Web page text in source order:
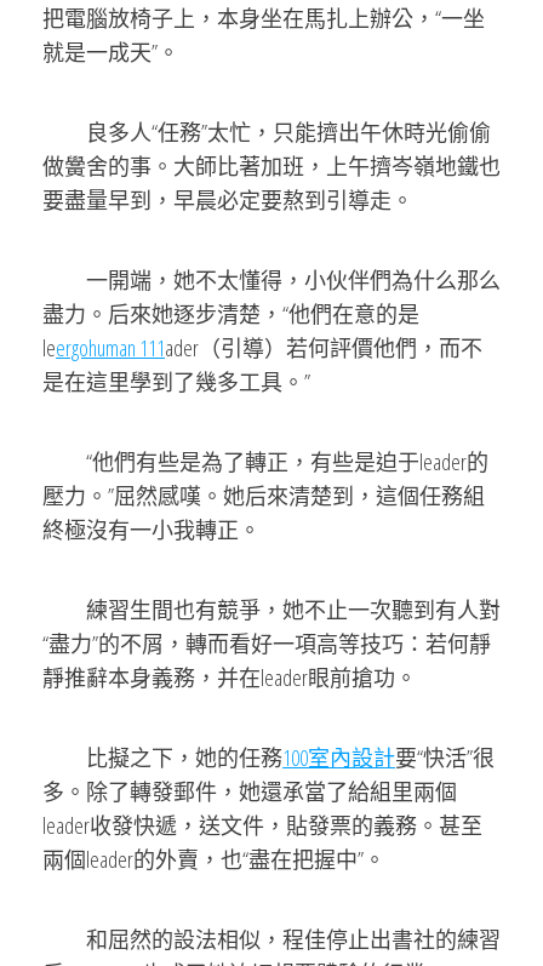
把電腦放椅子上，本身坐在馬扎上辦公，“一坐
就是一成天”。
良多人“任務”太忙，只能擠出午休時光偷偷
做黌舍的事。大師比著加班，上午擠岑嶺地鐵也
要盡量早到，早晨必定要熬到引導走。
一開端，她不太懂得，小伙伴們為什么那么
盡力。后來她逐步清楚，“他們在意的是
leergohuman 111ader（引導）若何評價他們，而不
是在這里學到了幾多工具。”
“他們有些是為了轉正，有些是迫于leader的
壓力。”屈然感嘆。她后來清楚到，這個任務組
終極沒有一小我轉正。
練習生間也有競爭，她不止一次聽到有人對
“盡力”的不屑，轉而看好一項高等技巧：若何靜
靜推辭本身義務，并在leader眼前搶功。
比擬之下，她的任務100室內設計要“快活”很
多。除了轉發郵件，她還承當了給組里兩個
leader收發快遞，送文件，貼發票的義務。甚至
兩個leader的外賣，也“盡在把握中”。
和屈然的設法相似，程佳停止出書社的練習